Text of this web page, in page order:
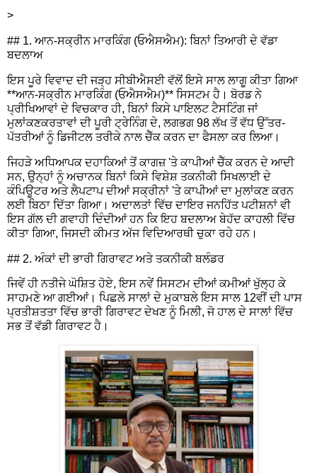
>
## 1. ਆਨ-ਸਕ੍ਰੀਨ ਮਾਰਕਿੰਗ (ਓਐਸਐਮ): ਬਿਨਾਂ ਤਿਆਰੀ ਦੇ ਵੱਡਾ
ਬਦਲਾਅ
ਇਸ ਪੂਰੇ ਵਿਵਾਦ ਦੀ ਜੜ੍ਹ ਸੀਬੀਐਸਈ ਵੱਲੋਂ ਇਸੇ ਸਾਲ ਲਾਗੂ ਕੀਤਾ ਗਿਆ
**ਆਨ-ਸਕ੍ਰੀਨ ਮਾਰਕਿੰਗ (ਓਐਸਐਮ)** ਸਿਸਟਮ ਹੈ। ਬੋਰਡ ਨੇ
ਪ੍ਰੀਖਿਆਵਾਂ ਦੇ ਵਿਚਕਾਰ ਹੀ, ਬਿਨਾਂ ਕਿਸੇ ਪਾਇਲਟ ਟੈਸਟਿੰਗ ਜਾਂ
ਮੁਲਾਂਕਣਕਰਤਾਵਾਂ ਦੀ ਪੂਰੀ ਟ੍ਰੇਨਿੰਗ ਦੇ, ਲਗਭਗ 98 ਲੱਖ ਤੋਂ ਵੱਧ ਉੱਤਰ-
ਪੱਤਰੀਆਂ ਨੂੰ ਡਿਜੀਟਲ ਤਰੀਕੇ ਨਾਲ ਚੈੱਕ ਕਰਨ ਦਾ ਫੈਸਲਾ ਕਰ ਲਿਆ।
ਜਿਹੜੇ ਅਧਿਆਪਕ ਦਹਾਕਿਆਂ ਤੋਂ ਕਾਗਜ਼ 'ਤੇ ਕਾਪੀਆਂ ਚੈੱਕ ਕਰਨ ਦੇ ਆਦੀ
ਸਨ, ਉਨ੍ਹਾਂ ਨੂੰ ਅਚਾਨਕ ਬਿਨਾਂ ਕਿਸੇ ਵਿਸ਼ੇਸ਼ ਤਕਨੀਕੀ ਸਿਖਲਾਈ ਦੇ
ਕੰਪਿਊਟਰ ਅਤੇ ਲੈਪਟਾਪ ਦੀਆਂ ਸਕ੍ਰੀਨਾਂ 'ਤੇ ਕਾਪੀਆਂ ਦਾ ਮੁਲਾਂਕਣ ਕਰਨ
ਲਈ ਬਿਠਾ ਦਿੱਤਾ ਗਿਆ। ਅਦਾਲਤਾਂ ਵਿੱਚ ਦਾਇਰ ਜਨਹਿੱਤ ਪਟੀਸ਼ਨਾਂ ਵੀ
ਇਸ ਗੱਲ ਦੀ ਗਵਾਹੀ ਦਿੰਦੀਆਂ ਹਨ ਕਿ ਇਹ ਬਦਲਾਅ ਬੇਹੱਦ ਕਾਹਲੀ ਵਿੱਚ
ਕੀਤਾ ਗਿਆ, ਜਿਸਦੀ ਕੀਮਤ ਅੱਜ ਵਿਦਿਆਰਥੀ ਚੁਕਾ ਰਹੇ ਹਨ।
## 2. ਅੰਕਾਂ ਦੀ ਭਾਰੀ ਗਿਰਾਵਟ ਅਤੇ ਤਕਨੀਕੀ ਬਲੰਡਰ
ਜਿਵੇਂ ਹੀ ਨਤੀਜੇ ਘੋਸ਼ਿਤ ਹੋਏ, ਇਸ ਨਵੇਂ ਸਿਸਟਮ ਦੀਆਂ ਕਮੀਆਂ ਖੁੱਲ੍ਹ ਕੇ
ਸਾਹਮਣੇ ਆ ਗਈਆਂ। ਪਿਛਲੇ ਸਾਲਾਂ ਦੇ ਮੁਕਾਬਲੇ ਇਸ ਸਾਲ 12ਵੀਂ ਦੀ ਪਾਸ
ਪ੍ਰਤੀਸ਼ਤਤਾ ਵਿੱਚ ਭਾਰੀ ਗਿਰਾਵਟ ਦੇਖਣ ਨੂੰ ਮਿਲੀ, ਜੋ ਹਾਲ ਦੇ ਸਾਲਾਂ ਵਿੱਚ
ਸਭ ਤੋਂ ਵੱਡੀ ਗਿਰਾਵਟ ਹੈ।